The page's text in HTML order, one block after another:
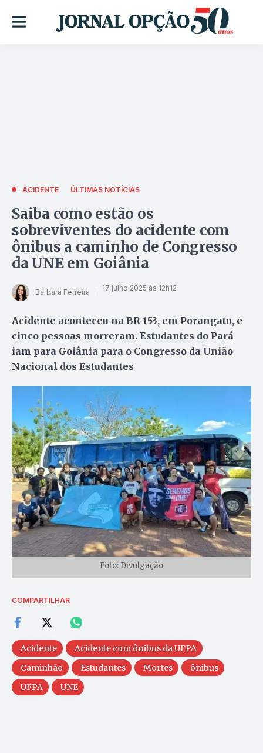
ACIDENTE ÚLTIMAS NOTÍCIAS
Saiba como estão os
sobreviventes do acidente com
ônibus a caminho de Congresso
da UNE em Goiânia
Bárbara Ferreira 17 julho 2025 às 12h12
Acidente aconteceu na BR-153, em Porangatu, e
cinco pessoas morreram. Estudantes do Pará
iam para Goiânia para o Congresso da União
Nacional dos Estudantes
Foto: Divulgação
COMPARTILHAR
Acidente
Acidente com ônibus da UFPA
Caminhão
Estudantes Mortes
ônibus
UFPA
UNE